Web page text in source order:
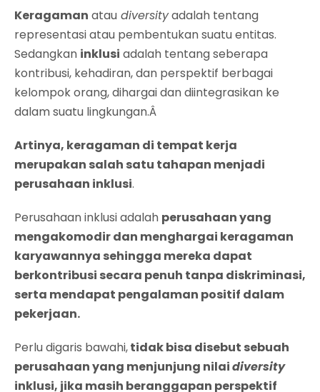
Keragaman atau diversityadalah tentang
representasi atau pembentukan suatu entitas.
Sedangkan inklusi adalah tentang seberapa
kontribusi, kehadiran, dan perspektif berbagai
kelompok orang, dihargai dan diintegrasikan ke
dalam suatu lingkungan.Â
Artinya, keragaman di tempat kerja
merupakan salah satu tahapan menjadi
perusahaan inklusi.
Perusahaan inklusi adalah perusahaan yang
mengakomodir dan menghargai keragaman
karyawannya sehingga mereka dapat
berkontribusi secara penuh tanpa diskriminasi,
serta mendapat pengalaman positif dalam
pekerjaan.
Perlu digaris bawahi,tidak bisa disebut sebuah
perusahaan yang menjunjung nilaidiversity
inklusi, jika masih beranggapan perspektif